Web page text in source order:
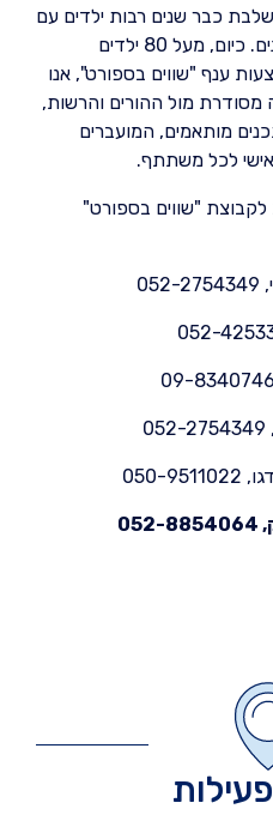
כבר שנים רבות ילדים עם
מוגבלויות בענפי הספורט השונים. כיום, מעל 80 ילדים
ענף "שווים בספורט", אנו
מול ההורים והרשות,
מותאמים, המועברים
לכל משתתף.
לקבוצת "שווים בספורט"